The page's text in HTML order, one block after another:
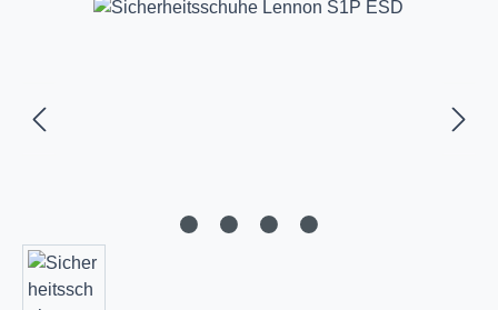
Bildergalerie überspringen